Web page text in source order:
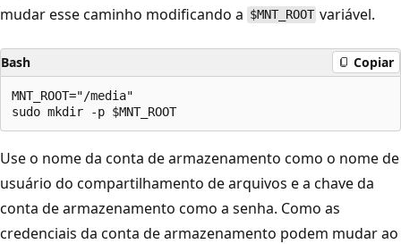
mudar esse caminho modificando a $MNT_ROOT variável.
Bash Copiar
MNT_ROOT="/media"
Use o nome da conta de armazenamento como o nome de
usuário do compartilhamento de arquivos e a chave da
conta de armazenamento como a senha. Como as
credenciais da conta de armazenamento podem mudar ao